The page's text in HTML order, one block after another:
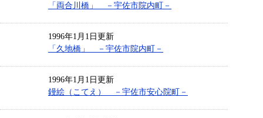
「両合川橋」 －宇佐市院内町－
1996年1月1日更新
「久地橋」 －宇佐市院内町－
1996年1月1日更新
鏝絵（こてえ） －宇佐市安心院町－